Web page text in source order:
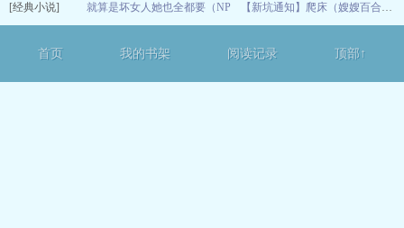
05-04
[经典小说] 就算是坏女人她也全都要（NP 【新坑通知】爬床（嫂嫂百合ABO 1V2）
首页 我的书架 阅读记录 顶部↑